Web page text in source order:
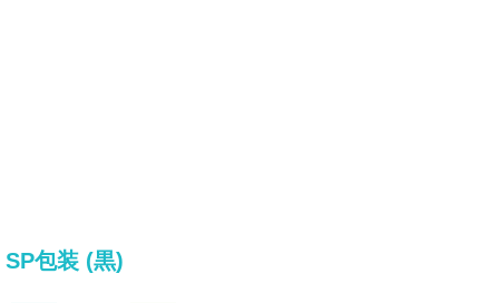
SP包装 (黒)